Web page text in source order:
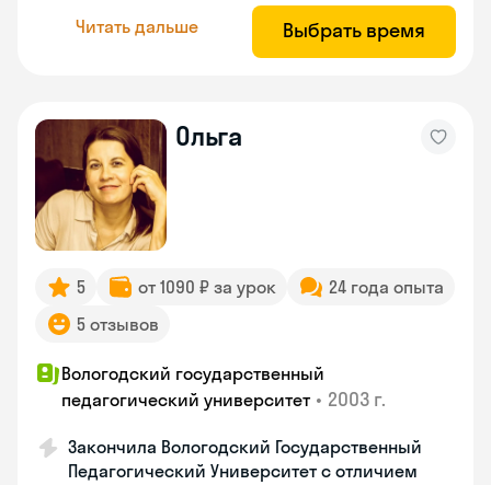
Читать дальше Выбрать время
Ольга
5 от 1090 ₽ за урок
24 года опыта
5 отзывов
Вологодский государственный
педагогический университет • 2003 г.
Закончила Вологодский Государственный
Педагогический Университет с отличием